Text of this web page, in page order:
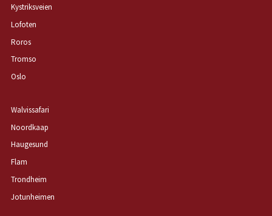
Kystriksveien
Lofoten
Roros
Tromso
Oslo
Walvissafari
Noordkaap
Haugesund
Flam
Trondheim
Jotunheimen